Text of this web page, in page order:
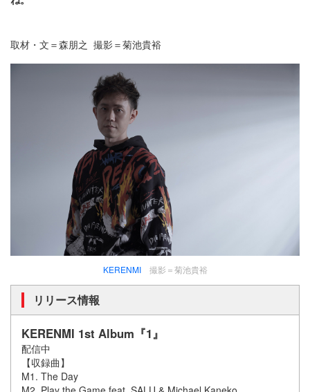
取材・文＝森朋之 撮影＝菊池貴裕
KERENMI撮影＝菊池貴裕
リリース情報
KERENMI 1st Album『1』
配信中
【収録曲】
M1. The Day